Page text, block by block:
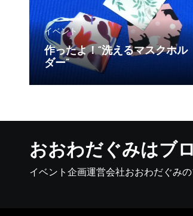
イベント
作ったよ！“洗えるマスクホル
ダー”
おおわだぐみはブ
イベント企画運営会社おおわだぐみの